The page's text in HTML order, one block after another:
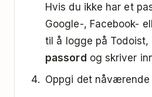
Hvis du ikke har et
Google-, Facebook-
til å logge på Todoist,
passord og skriver
Oppgi det nåværende